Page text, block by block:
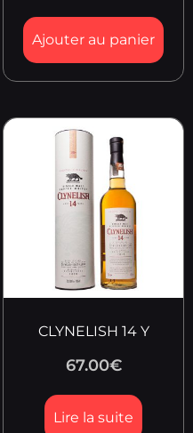
Ajouter au panier
CLYNELISH 14 Y
67.00€
Lire la suite